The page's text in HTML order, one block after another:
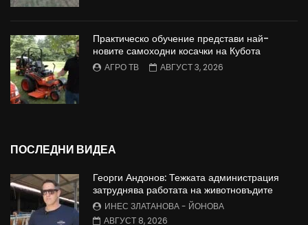
Практическо обучение представи най-
новите самоходни косачки на Кубота
АГРО ТВ АВГУСТ 3, 2026
ПОСЛЕДНИ ВИДЕА
Георги Андонов: Тежката администрация
затруднява работата на животновъдите
ИНЕС ЗЛАТАНОВА - ЙОНОВА
АВГУСТ 8, 2026